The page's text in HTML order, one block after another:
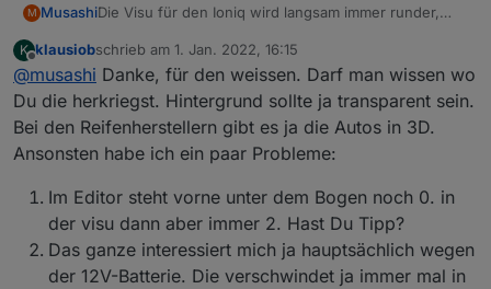
M MusashiDie Visu für den Ioniq wird langsam immer runder,
K klausiobschrieb am 1. Jan. 2022, 16:15
zuletzt editiert von
@musashi Danke, für den weissen. Darf man wissen wo
Du die herkriegst. Hintergrund sollte ja transparent sein.
Bei den Reifenherstellern gibt es ja die Autos in 3D.
Ansonsten habe ich ein paar Probleme:
Im Editor steht vorne unter dem Bogen noch 0. in
der visu dann aber immer 2. Hast Du Tipp?
Das ganze interessiert mich ja hauptsächlich wegen
der 12V-Batterie. Die verschwindet ja immer mal in